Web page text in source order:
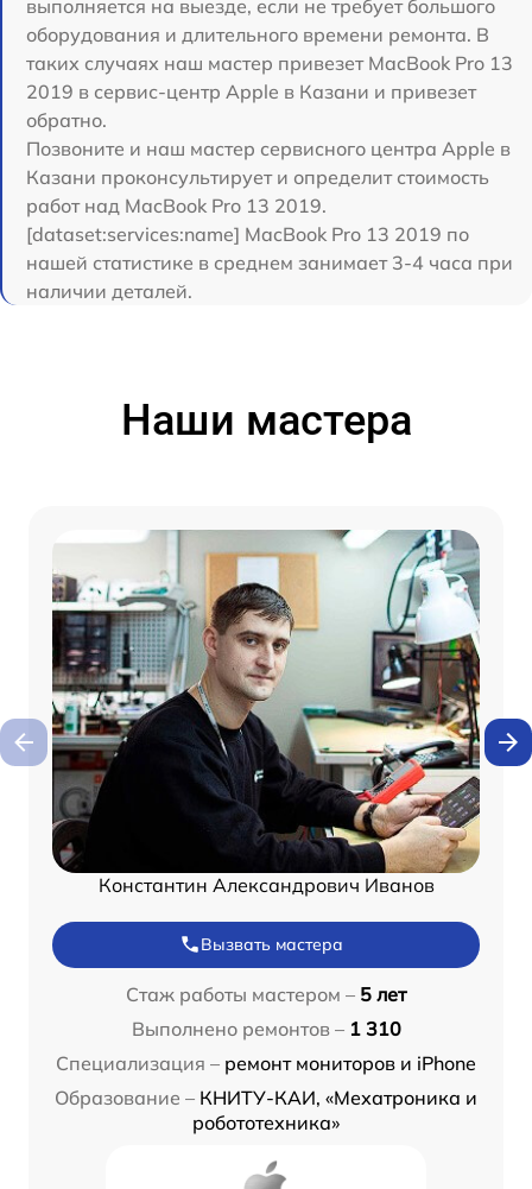
выполняется на выезде, если не требует большого
оборудования и длительного времени ремонта. В
таких случаях наш мастер привезет MacBook Pro 13
2019 в сервис-центр Apple в Казани и привезет
обратно.
Позвоните и наш мастер сервисного центра Apple в
Казани проконсультирует и определит стоимость
работ над MacBook Pro 13 2019.
[dataset:services:name] MacBook Pro 13 2019 по
нашей статистике в среднем занимает 3-4 часа при
наличии деталей.
Наши мастера
Константин Александрович Иванов
Вызвать мастера
Стаж работы мастером – 5 лет
Выполнено ремонтов – 1 310
Специализация – ремонт мониторов и iPhone
Образование – КНИТУ-КАИ, «Мехатроника и
робототехника»